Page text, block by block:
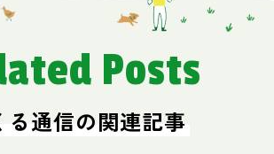
Posts
る通信の関連記事